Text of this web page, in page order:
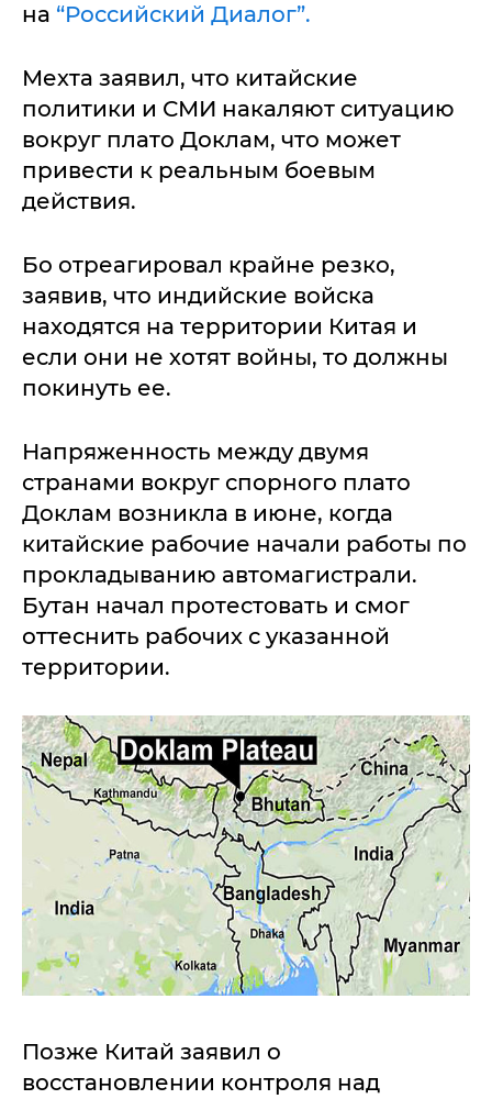
на “Российский Диалог”.
Мехта заявил, что китайские
политики и СМИ накаляют ситуацию
вокруг плато Доклам, что может
привести к реальным боевым
действия.
Бо отреагировал крайне резко,
заявив, что индийские войска
находятся на территории Китая и
если они не хотят войны, то должны
покинуть ее.
Напряженность между двумя
странами вокруг спорного плато
Доклам возникла в июне, когда
китайские рабочие начали работы по
прокладыванию автомагистрали.
Бутан начал протестовать и смог
оттеснить рабочих с указанной
территории.
Позже Китай заявил о
восстановлении контроля над